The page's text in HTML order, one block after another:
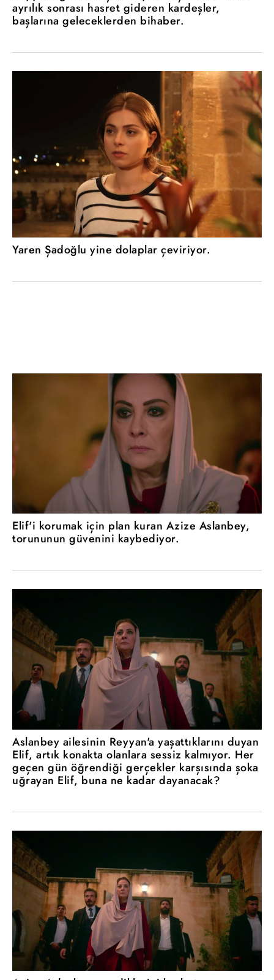
ayrılık sonrası hasret gideren kardeşler,
başlarına geleceklerden bihaber.
Yaren Şadoğlu yine dolaplar çeviriyor.
Elif'i korumak için plan kuran Azize Aslanbey,
torununun güvenini kaybediyor.
Aslanbey ailesinin Reyyan'a yaşattıklarını duyan
Elif, artık konakta olanlara sessiz kalmıyor. Her
geçen gün öğrendiği gerçekler karşısında şoka
uğrayan Elif, buna ne kadar dayanacak?